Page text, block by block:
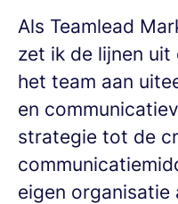
Als Teamlead
zet ik de lijnen uit
het team aan
en
strategie tot de
eigen organisatie